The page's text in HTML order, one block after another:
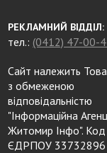
РЕКЛАМНИЙ ВІДДІЛ:
тел.: (0412) 47-00-
Сайт належить
з обмеженою
відповідальністю
"Інформаційна
Житомир Інфо". Код
ЄДРПОУ 33732896